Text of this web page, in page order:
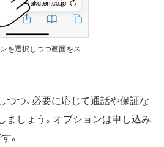
を選択しつつ画面をス
つつ、必要に応じて通話や保証な
ましょう。オプションは申し込み
。